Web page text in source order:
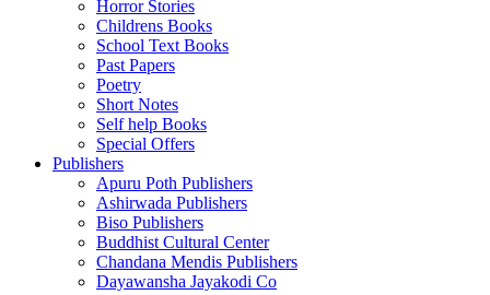
Horror Stories
Childrens Books
School Text Books
Past Papers
Poetry
Short Notes
Self help Books
Special Offers
Publishers
Apuru Poth Publishers
Ashirwada Publishers
Biso Publishers
Buddhist Cultural Center
Chandana Mendis Publishers
Dayawansha Jayakodi Co